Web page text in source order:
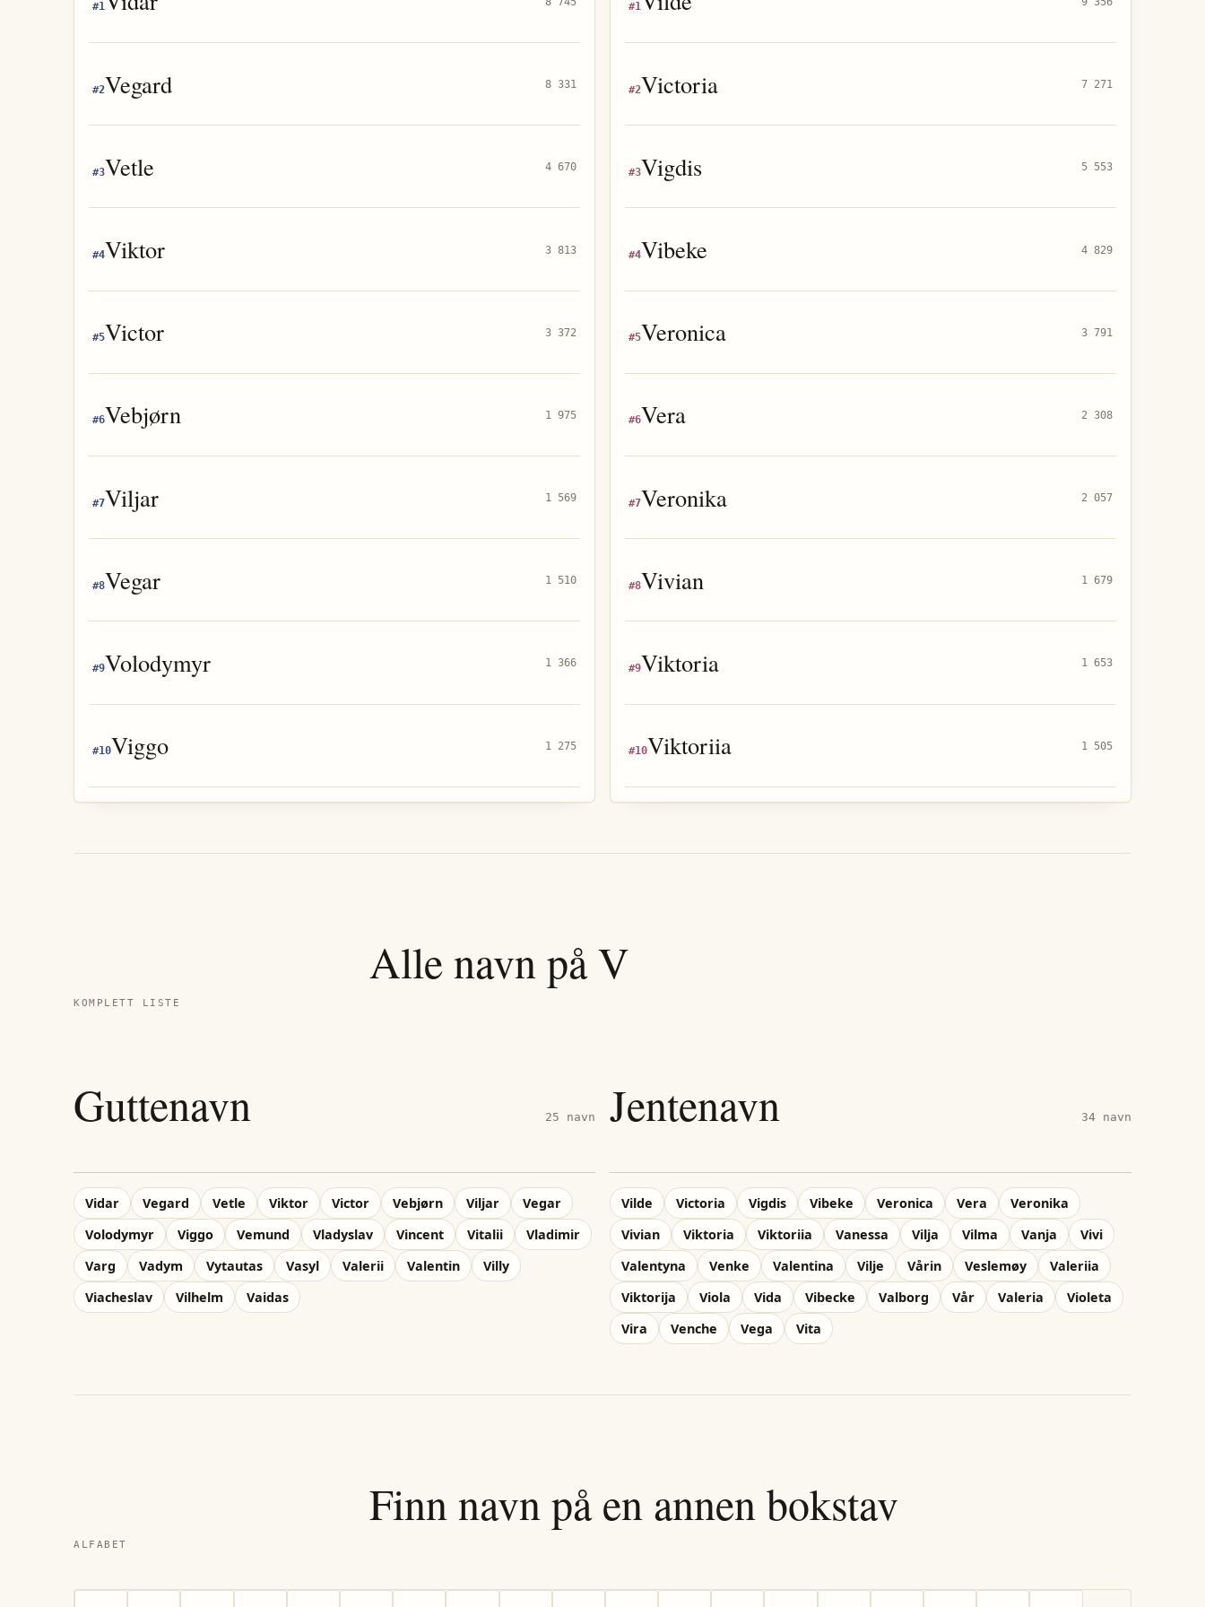
#1
#2Vegard 8 331
#3Vetle 4 670
#4Viktor 3 813
#5Victor 3 372
#6Vebjørn 1 975
#7Viljar 1 569
#8Vegar 1 510
#9Volodymyr 1 366
#10Viggo 1 275
#1
#2Victoria 7 271
#3Vigdis 5 553
#4Vibeke 4 829
#5Veronica 3 791
#6Vera 2 308
#7Veronika 2 057
#8Vivian 1 679
#9Viktoria 1 653
#10Viktoriia 1 505
KOMPLETT LISTE
Alle navn påV
Guttenavn 25 navn
Vidar Vegard Vetle Viktor Victor Vebjørn Viljar
Vegar
Volodymyr
Viggo Vemund Vladyslav Vincent Vitalii
Vladimir
Varg
Vadym Vytautas Vasyl Valerii Valentin
Villy
Viacheslav
Vilhelm Vaidas
Jentenavn 34 navn
Vilde Victoria Vigdis Vibeke Veronica Vera
Veronika
Vivian
Viktoria Viktoriia Vanessa Vilja Vilma Vanja
Vivi
Valentyna
Venke Valentina Vilje Vårin Veslemøy
Valeriia
Viktorija
Viola Vida Vibecke Valborg Vår Valeria
Violeta
Vira
Venche Vega Vita
ALFABET
Finn navn på en annen bokstav